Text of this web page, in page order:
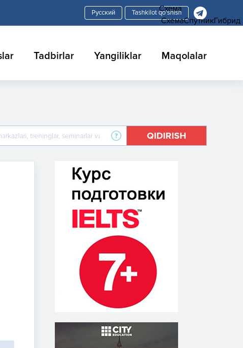
Tashkilot qo'shish
Tadbirlar Yangiliklar Maqolalar
QIDIRISH
Схема
СхемаСпутникГибрид